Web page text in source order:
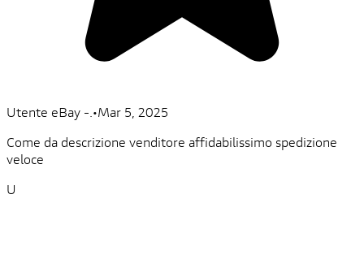
Utente eBay -.•Mar 5, 2025
Come da descrizione venditore affidabilissimo spedizione
veloce
U